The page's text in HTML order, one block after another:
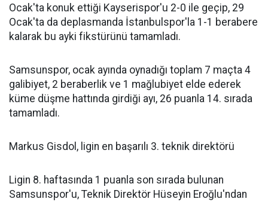
Ocak'ta konuk ettiği Kayserispor'u 2-0 ile geçip, 29
Ocak'ta da deplasmanda İstanbulspor'la 1-1 berabere
kalarak bu ayki fikstürünü tamamladı.
Samsunspor, ocak ayında oynadığı toplam 7 maçta 4
galibiyet, 2 beraberlik ve 1 mağlubiyet elde ederek
küme düşme hattında girdiği ayı, 26 puanla 14. sırada
tamamladı.
Markus Gisdol, ligin en başarılı 3. teknik direktörü
Ligin 8. haftasında 1 puanla son sırada bulunan
Samsunspor'u, Teknik Direktör Hüseyin Eroğlu'ndan